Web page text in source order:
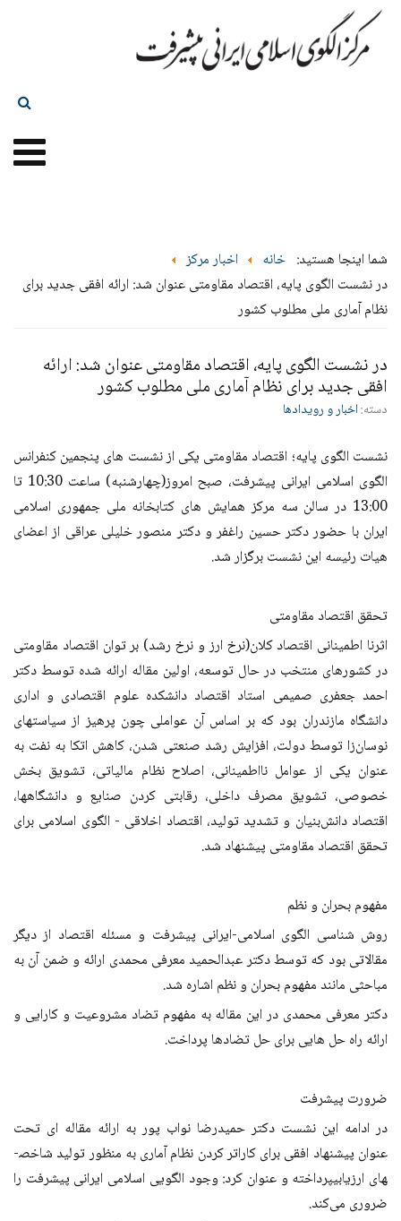
شما اینجا هستید: خانه
اخبار مرکز
در نشست الگوی پایه، اقتصاد مقاومتی عنوان شد: ارائه افقی جدید برای
نظام آماری ملی مطلوب کشور
در نشست الگوی پایه، اقتصاد مقاومتی عنوان شد: ارائه
افقی جدید برای نظام آماری ملی مطلوب کشور
دسته:اخبار و رویدادها
نشست الگوی پایه؛ اقتصاد مقاومتی یکی از نشست های پنجمین کنفرانس
الگوی اسلامی ایرانی پیشرفت، صبح امروز(چهارشنبه) ساعت 10:30 تا
13:00 در سالن سه مرکز همایش های کتابخانه ملی جمهوری اسلامی
ایران با حضور دکتر حسین راغفر و دکتر منصور خلیلی عراقی از اعضای
هیات رئیسه این نشست برگزار شد.
تحقق اقتصاد مقاومتی
اثرنا اطمینانی اقتصاد کلان(نرخ ارز و نرخ رشد) بر توان اقتصاد مقاومتی
در کشورهای منتخب در حال توسعه، اولین مقاله ارائه شده توسط دکتر
احمد جعفری صمیمی استاد اقتصاد دانشکده علوم اقتصادی و اداری
دانشگاه مازندران بود که بر اساس آن عواملی چون پرهیز از سیاستهای
نوسان‌زا توسط دولت، افزایش رشد صنعتی شدن، کاهش اتکا به نفت به
عنوان یکی از عوامل نااطمینانی، اصلاح نظام مالیاتی، تشویق بخش
خصوصی، تشویق مصرف داخلی، رقابتی کردن صنایع و دانشگاهها،
اقتصاد دانش‌بنیان و تشدید تولید، اقتصاد اخلاقی - الگوی اسلامی برای
تحقق اقتصاد مقاومتی پیشنهاد شد.
مفهوم بحران و نظم
روش شناسی الگوی اسلامی-ایرانی پیشرفت و مسئله اقتصاد از دیگر
مقالاتی بود که توسط دکتر عبدالحمید معرفی محمدی ارائه و ضمن آن به
مباحثی مانند مفهوم بحران و نظم اشاره شد.
دکتر معرفی محمدی در این مقاله به مفهوم تضاد مشروعیت و کارایی و
ارائه راه حل هایی برای حل تضادها پرداخت.
ضرورت پیشرفت
در ادامه این نشست دکتر حمیدرضا نواب پور به ارائه مقاله ای تحت
عنوان پیش­نهاد افقی برای کاراتر کردن نظام آماری به منظور تولید شاخص­
های ارزیابیپرداخته و عنوان کرد: وجود الگویی اسلامی ایرانی پیشرفت را
ضروری می‌کند.